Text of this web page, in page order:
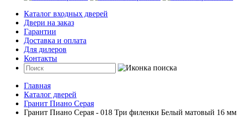
Каталог входных дверей
Двери на заказ
Гарантии
Доставка и оплата
Для дилеров
Контакты
Главная
Каталог дверей
Гранит Пиано Серая
Гранит Пиано Серая - 018 Три филенки Белый матовый 16 мм